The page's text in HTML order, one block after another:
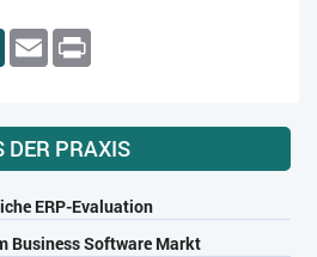
XING Email
DER PRAXIS
ERP-Evaluation
Business Software Markt